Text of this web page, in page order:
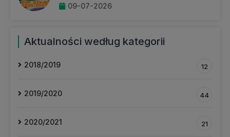
09-07-2026
Aktualności według kategorii
2018/2019 12
2019/2020 44
2020/2021 21